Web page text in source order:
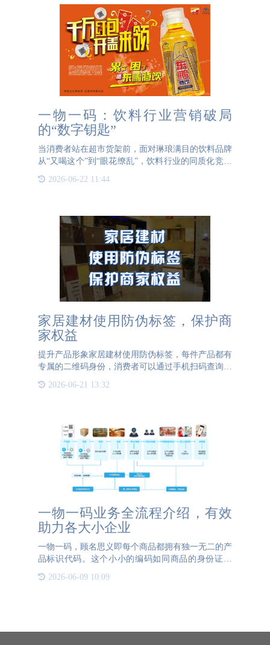
一物一码：饮料行业营销破局
的“数字钥匙”
当消费者站在超市货架前，面对琳琅满目的饮料品牌
从“又喝这个”到“眼花缭乱”，饮料行业的同质化竞争
出？一物一码二维码营销成为品牌实现精准触达、提
2026-06-22 11:44
家居建材使用防伪标签，保护商
家权益
提升产品形象家居建材使用防伪标签，每件产品都有
专属的二维码身份，消费者可以通过手机扫码查询产
品的真伪，了解产品信息。二维码防伪标签是唯一且
不可复制的，多重加密技术保证了产品的安全，让消
2026-06-21 13:32
一物一码业务全流程介绍，有效
助力各大小企业
一物一码，顾名思义即每个商品都拥有独一无二的产
品标识代码。这个小小的编码如同商品的身份证一
份，还能实现从生产到销售再到消费各个环节的数据
2026-06-09 10:09